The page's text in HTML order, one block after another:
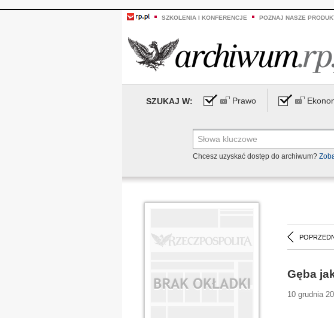
SZKOLENIA I KONFERENCJE POZNAJ NASZE
SZUKAJ W: Prawo
Chcesz uzyskać dostęp do archiwum?
Gęba
10 grudnia